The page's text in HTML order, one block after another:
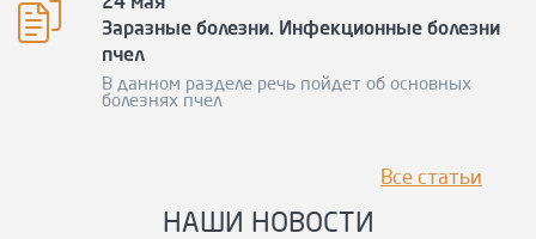
Заразные болезни. Инфекционные болезни
пчел
В данном разделе речь пойдет об основных
болезнях пчел
Все статьи
НАШИ НОВОСТИ